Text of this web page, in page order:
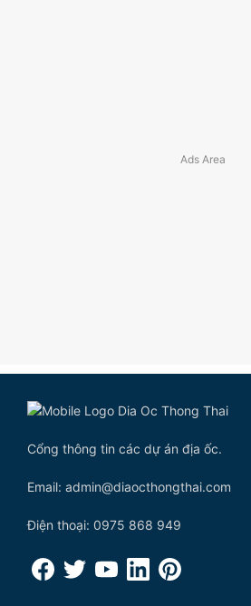
Cổng thông tin các dự án địa ốc.
Email: admin@diaocthongthai.com
Điện thoại: 0975 868 949